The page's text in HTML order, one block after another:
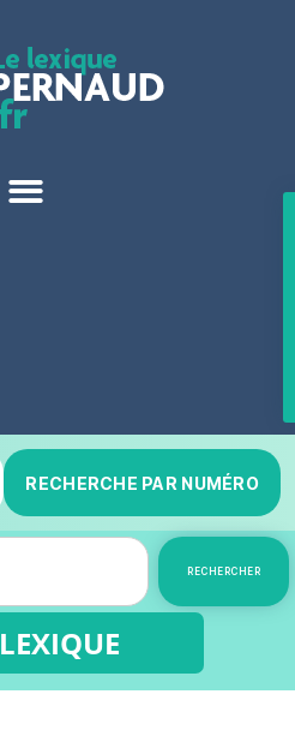
RECHERCHE PAR NUMÉRO
RECHERCHER
LEXIQUE